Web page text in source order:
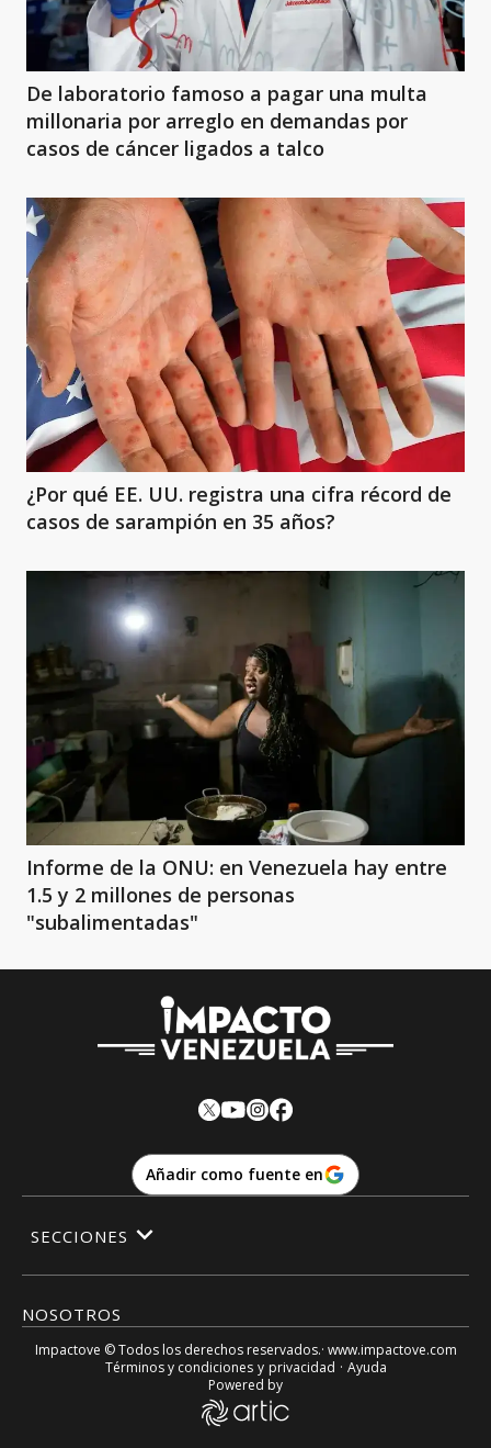
De laboratorio famoso a pagar una multa
millonaria por arreglo en demandas por
casos de cáncer ligados a talco
¿Por qué EE. UU. registra una cifra récord de
casos de sarampión en 35 años?
Informe de la ONU: en Venezuela hay entre
1.5 y 2 millones de personas
"subalimentadas"
Añadir como fuente en
NOSOTROS
SECCIONES
Impactove © Todos los derechos reservados.· www.impactove.com
Términos y condiciones y privacidad · Ayuda
Powered by